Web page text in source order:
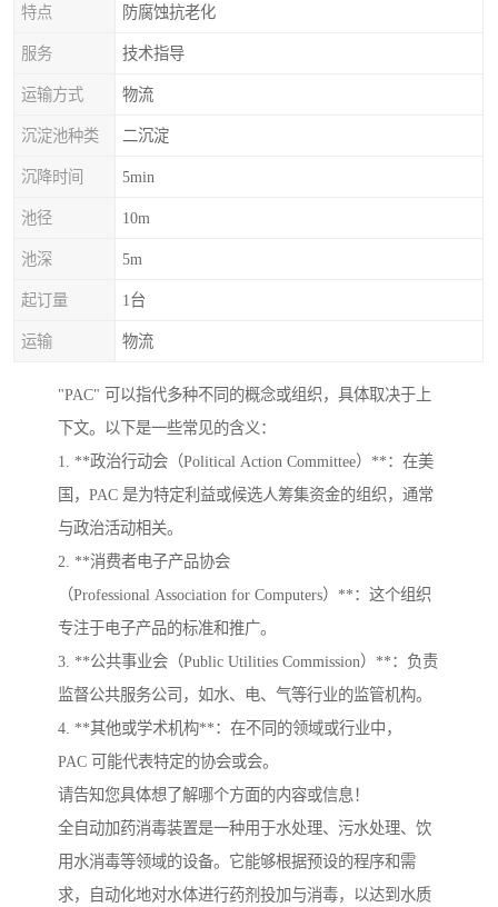
特点 防腐蚀抗老化
服务 技术指导
运输方式 物流
沉淀池种类 二沉淀
沉降时间 5min
池径 10m
池深 5m
起订量 1台
运输 物流
"PAC" 可以指代多种不同的概念或组织，具体取决于上
下文。以下是一些常见的含义：
1. **政治行动会（Political Action Committee）**：在美
国，PAC 是为特定利益或候选人筹集资金的组织，通常
与政治活动相关。
2. **消费者电子产品协会
（Professional Association for Computers）**：这个组织
专注于电子产品的标准和推广。
3. **公共事业会（Public Utilities Commission）**：负责
监督公共服务公司，如水、电、气等行业的监管机构。
4. **其他或学术机构**：在不同的领域或行业中，
PAC 可能代表特定的协会或会。
请告知您具体想了解哪个方面的内容或信息！
全自动加药消毒装置是一种用于水处理、污水处理、饮
用水消毒等领域的设备。它能够根据预设的程序和需
求，自动化地对水体进行药剂投加与消毒，以达到水质